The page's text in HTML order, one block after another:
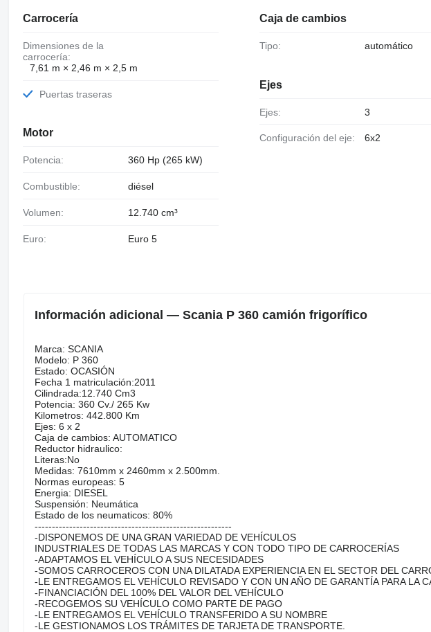
Carrocería
Dimensiones de la
carrocería:
7,61 m × 2,46 m × 2,5 m
Puertas traseras
Motor
Potencia: 360 Hp (265 kW)
Combustible: diésel
Volumen: 12.740 cm³
Euro: Euro 5
Caja de cambios
Tipo: automático
Ejes
Ejes: 3
Configuración del eje: 6x2
Información adicional — Scania P 360 camión frigorífico
Marca: SCANIA
Modelo: P 360
Estado: OCASIÓN
Fecha 1 matriculación:2011
Cilindrada:12.740 Cm3
Potencia: 360 Cv./ 265 Kw
Kilometros: 442.800 Km
Ejes: 6 x 2
Caja de cambios: AUTOMATICO
Reductor hidraulico:
Literas:No
Medidas: 7610mm x 2460mm x 2.500mm.
Normas europeas: 5
Energia: DIESEL
Suspensión: Neumática
Estado de los neumaticos: 80%
---------------------------------------------------------
-DISPONEMOS DE UNA GRAN VARIEDAD DE VEHÍCULOS
INDUSTRIALES DE TODAS LAS MARCAS Y CON TODO TIPO DE CARROCERÍAS
-ADAPTAMOS EL VEHÍCULO A SUS NECESIDADES
-SOMOS CARROCEROS CON UNA DILATADA EXPERIENCIA EN EL SECTOR DEL
-LE ENTREGAMOS EL VEHÍCULO REVISADO Y CON UN AÑO DE GARANTÍA PARA LA
-FINANCIACIÓN DEL 100% DEL VALOR DEL VEHÍCULO
-RECOGEMOS SU VEHÍCULO COMO PARTE DE PAGO
-LE ENTREGAMOS EL VEHÍCULO TRANSFERIDO A SU NOMBRE
-LE GESTIONAMOS LOS TRÁMITES DE TARJETA DE TRANSPORTE.